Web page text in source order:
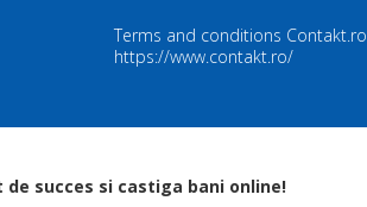
Terms and conditions Contakt.ro
https://www.contakt.ro/
succes si castiga bani online!